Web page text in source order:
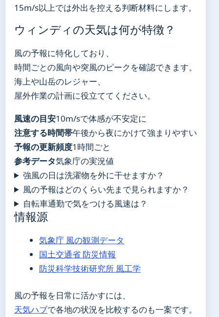
15m/s以上では外出を控える判断材料にします。
ウィンディの天気は何が特徴？
風の予報に特化しており、
時間ごとの風向や突風のピークを確認できます。
海上や山岳のレジャー、
屋外作業の計画に役立ててください。
風速の目安10m/sで体感が不安定に
注意する時間帯午後から夜にかけて強まりやすい
予報の更新頻度1時間ごと
参考データ気象庁の実況値
強風の日は洗濯物を外に干せますか？
風の予報はどのくらい先まで見られますか？
自転車通勤で気をつける風速は？
情報源
気象庁 風の観測データ
国土交通省 防災情報
防災科学技術研究所 風工学
風の予報を日常に活かすには、
天気ハブで各地の状況を比較するのも一案です。